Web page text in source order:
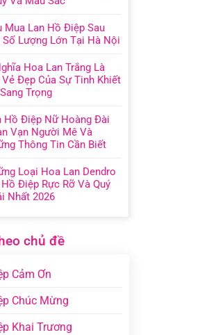
Mua Lan Hồ Điệp Sau
Số Lượng Lớn Tại Hà Nội
Hoa Lan Trắng Là
Vẻ Đẹp Của Sự Tinh Khiết
Trọng
Hồ Điệp Nữ Hoàng Đài
Vạn Người Mê Và
Thông Tin Cần Biết
Loại Hoa Lan Dendro
Điệp Rực Rỡ Và Quý
Nhất 2026
chủ đề
Cảm Ơn
Chúc Mừng
Khai Trương